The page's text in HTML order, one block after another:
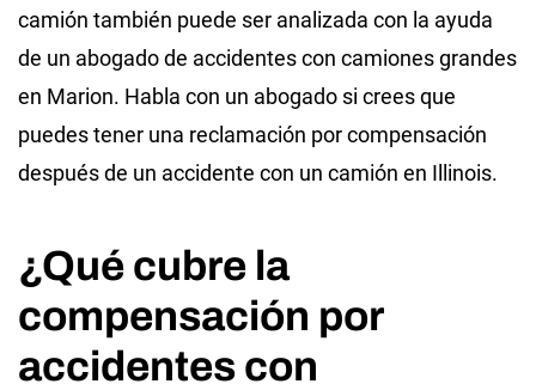
camión también puede ser analizada con la ayuda
de un abogado de accidentes con camiones grandes
en Marion. Habla con un abogado si crees que
puedes tener una reclamación por compensación
después de un accidente con un camión en Illinois.
¿Qué cubre la
compensación por
accidentes con